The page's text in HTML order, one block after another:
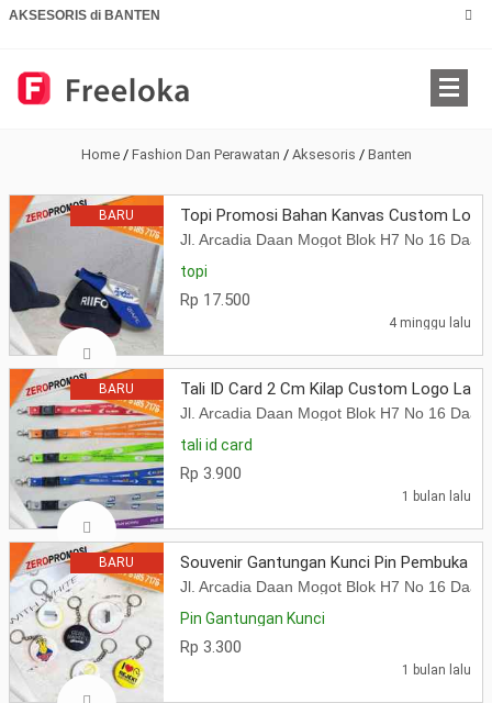
AKSESORIS di BANTEN
Home / Fashion Dan Perawatan / Aksesoris / Banten
BARU Topi Promosi Bahan Kanvas Custom
Jl. Arcadia Daan Mogot Blok H7 No 16
topi
Rp 17.500
4 minggu lalu
BARU Tali ID Card 2 Cm Kilap Custom Logo
Jl. Arcadia Daan Mogot Blok H7 No 16
tali id card
Rp 3.900
1 bulan lalu
BARU Souvenir Gantungan Kunci Pin Pembuka
Jl. Arcadia Daan Mogot Blok H7 No 16
Pin Gantungan Kunci
Rp 3.300
1 bulan lalu